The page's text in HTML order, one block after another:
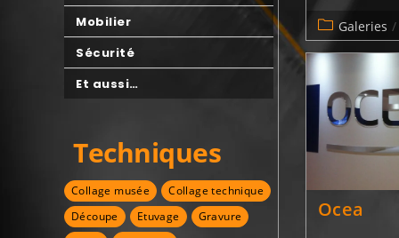
Galeries /
Ocea
Mobilier
Sécurité
Et aussi…
Techniques
Collage musée
Collage technique
Découpe
Etuvage
Gravure